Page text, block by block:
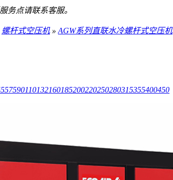
务点请联系客服。
螺杆式空压机» AGW系列直联水冷螺杆式空压机
557590110132160185200220250280315355400450